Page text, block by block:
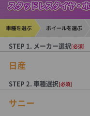
STEP 1. メーカー選択[必須]
日産
STEP 2. 車種選択[必須]
サニー